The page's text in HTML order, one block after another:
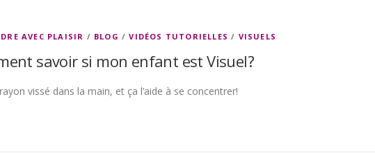
AVEC PLAISIR / BLOG /VIDÉOS TUTORIELLES / VISUELS
savoir si mon enfant est Visuel?
vissé dans la main, et ça l’aide à se concentrer!